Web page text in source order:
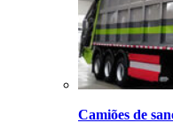
Camiões de